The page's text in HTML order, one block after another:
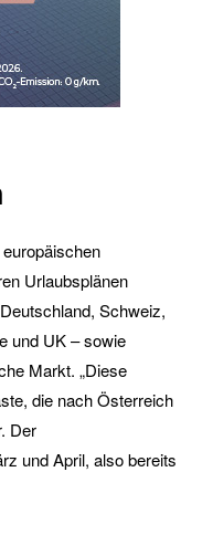
Urlaubsplänen
Schweiz,
und UK – sowie
Markt. „Diese
die nach Österreich
Der
und April, also bereits